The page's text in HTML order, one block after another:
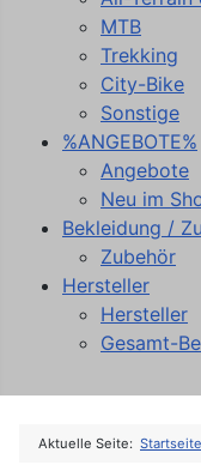
MTB
Trekking
City-Bike
Sonstige
%ANGEBOTE%
Angebote
Neu im
Bekleidung /
Zubehör
Hersteller
Hersteller
Gesamt-
Aktuelle Seite: Startseite